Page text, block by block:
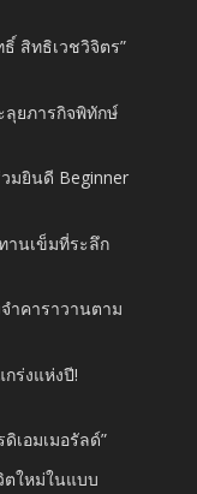
สิทธิเวชวิจิตร”
ยภารกิจพิทักษ์
มยินดี Beginner
านเข็มที่ระลึก
ำคาราวานตาม
ร่งแห่งปี!
เอมเมอรัลด์”
ตใหม่ในแบบ